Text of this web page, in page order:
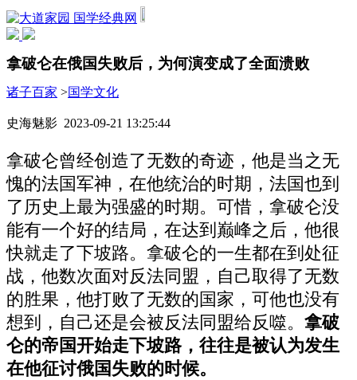
国学经典网
拿破仑在俄国失败后，为何演变成了全面溃败
诸子百家 >国学文化
史海魅影 2023-09-21 13:25:44
拿破仑曾经创造了无数的奇迹，他是当之无
愧的法国军神，在他统治的时期，法国也到
了历史上最为强盛的时期。可惜，拿破仑没
能有一个好的结局，在达到巅峰之后，他很
快就走了下坡路。拿破仑的一生都在到处征
战，他数次面对反法同盟，自己取得了无数
的胜果，他打败了无数的国家，可他也没有
想到，自己还是会被反法同盟给反噬。 拿破
仑的帝国开始走下坡路，往往是被认为发生
在他征讨俄国失败的时候。